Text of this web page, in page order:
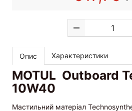
Опис Характеристики
MOTUL Outboard
10W40
Мастильний матеріал